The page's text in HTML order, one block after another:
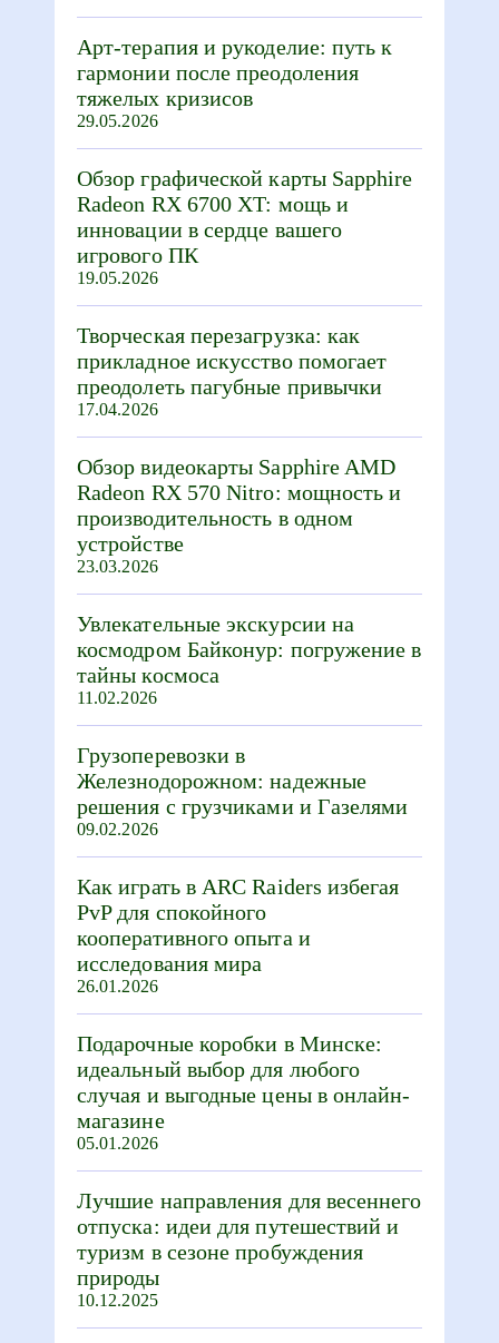
Арт-терапия и рукоделие: путь к
гармонии после преодоления
тяжелых кризисов
29.05.2026
Обзор графической карты Sapphire
Radeon RX 6700 XT: мощь и
инновации в сердце вашего
игрового ПК
19.05.2026
Творческая перезагрузка: как
прикладное искусство помогает
преодолеть пагубные привычки
17.04.2026
Обзор видеокарты Sapphire AMD
Radeon RX 570 Nitro: мощность и
производительность в одном
устройстве
23.03.2026
Увлекательные экскурсии на
космодром Байконур: погружение в
тайны космоса
11.02.2026
Грузоперевозки в
Железнодорожном: надежные
решения с грузчиками и Газелями
09.02.2026
Как играть в ARC Raiders избегая
PvP для спокойного
кооперативного опыта и
исследования мира
26.01.2026
Подарочные коробки в Минске:
идеальный выбор для любого
случая и выгодные цены в онлайн-
магазине
05.01.2026
Лучшие направления для весеннего
отпуска: идеи для путешествий и
туризм в сезоне пробуждения
природы
10.12.2025